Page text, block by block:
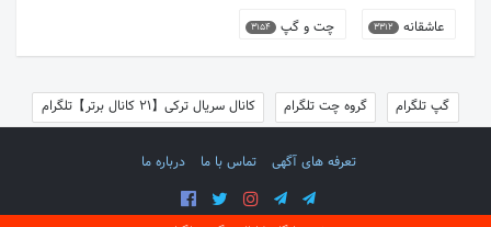
عاشقانه 3312 چت و گپ 3154
گپ تلگرام گروه چت تلگرام کانال سریال ترکی【21 کانال برتر】تلگرام
تعرفه های آگهی تماس با ما درباره ما